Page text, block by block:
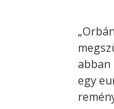
abban
egy